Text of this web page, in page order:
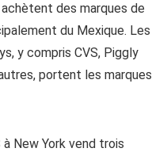
des marques de
du Mexique. Les
y compris CVS, Piggly
portent les marques
à New York vend trois